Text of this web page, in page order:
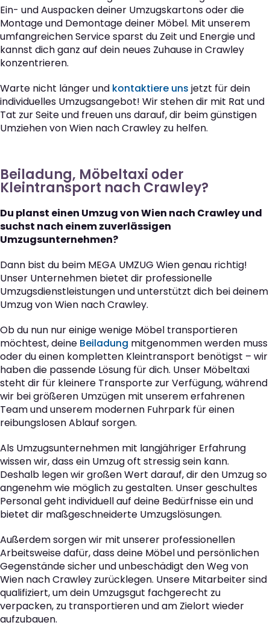
Ein- und Auspacken deiner Umzugskartons oder die
Montage und Demontage deiner Möbel. Mit unserem
umfangreichen Service sparst du Zeit und Energie und
kannst dich ganz auf dein neues Zuhause in Crawley
konzentrieren.
Warte nicht länger und kontaktiere uns jetzt für dein
individuelles Umzugsangebot! Wir stehen dir mit Rat und
Tat zur Seite und freuen uns darauf, dir beim günstigen
Umziehen von Wien nach Crawley zu helfen.
Beiladung, Möbeltaxi oder
Kleintransport nach Crawley?
Du planst einen Umzug von Wien nach Crawley und
suchst nach einem zuverlässigen
Umzugsunternehmen?
Dann bist du beim MEGA UMZUG Wien genau richtig!
Unser Unternehmen bietet dir professionelle
Umzugsdienstleistungen und unterstützt dich bei deinem
Umzug von Wien nach Crawley.
Ob du nun nur einige wenige Möbel transportieren
möchtest, deine Beiladung mitgenommen werden muss
oder du einen kompletten Kleintransport benötigst – wir
haben die passende Lösung für dich. Unser Möbeltaxi
steht dir für kleinere Transporte zur Verfügung, während
wir bei größeren Umzügen mit unserem erfahrenen
Team und unserem modernen Fuhrpark für einen
reibungslosen Ablauf sorgen.
Als Umzugsunternehmen mit langjähriger Erfahrung
wissen wir, dass ein Umzug oft stressig sein kann.
Deshalb legen wir großen Wert darauf, dir den Umzug so
angenehm wie möglich zu gestalten. Unser geschultes
Personal geht individuell auf deine Bedürfnisse ein und
bietet dir maßgeschneiderte Umzugslösungen.
Außerdem sorgen wir mit unserer professionellen
Arbeitsweise dafür, dass deine Möbel und persönlichen
Gegenstände sicher und unbeschädigt den Weg von
Wien nach Crawley zurücklegen. Unsere Mitarbeiter sind
qualifiziert, um dein Umzugsgut fachgerecht zu
verpacken, zu transportieren und am Zielort wieder
aufzubauen.